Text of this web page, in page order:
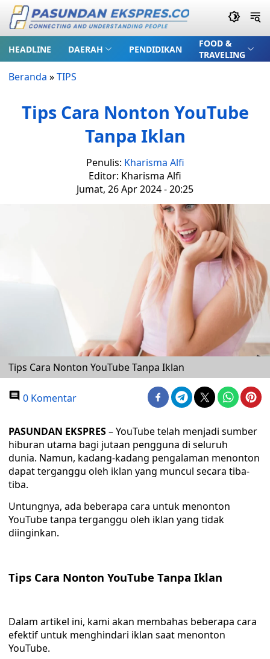
HEADLINE DAERAH PENDIDIKAN
FOOD &
TRAVELING
Beranda »TIPS
Tips Cara Nonton YouTube
Tanpa Iklan
Penulis: Kharisma Alfi
Editor: Kharisma Alfi
Jumat, 26 Apr 2024 - 20:25
Tips Cara Nonton YouTube Tanpa Iklan
0 Komentar
PASUNDAN EKSPRES– YouTube telah menjadi sumber
hiburan utama bagi jutaan pengguna di seluruh
dunia. Namun, kadang-kadang pengalaman menonton
dapat terganggu oleh iklan yang muncul secara tiba-
tiba.
Untungnya, ada beberapa cara untuk menonton
YouTube tanpa terganggu oleh iklan yang tidak
diinginkan.
Tips Cara Nonton YouTube Tanpa Iklan
Dalam artikel ini, kami akan membahas beberapa cara
efektif untuk menghindari iklan saat menonton
YouTube.